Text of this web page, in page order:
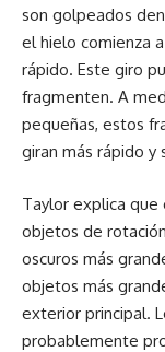
son golpeados
el hielo comienza
rápido. Este giro
fragmenten. A
pequeñas, estos
giran más rápido y
Taylor explica
objetos de
oscuros más
objetos más
exterior principal.
probablemente